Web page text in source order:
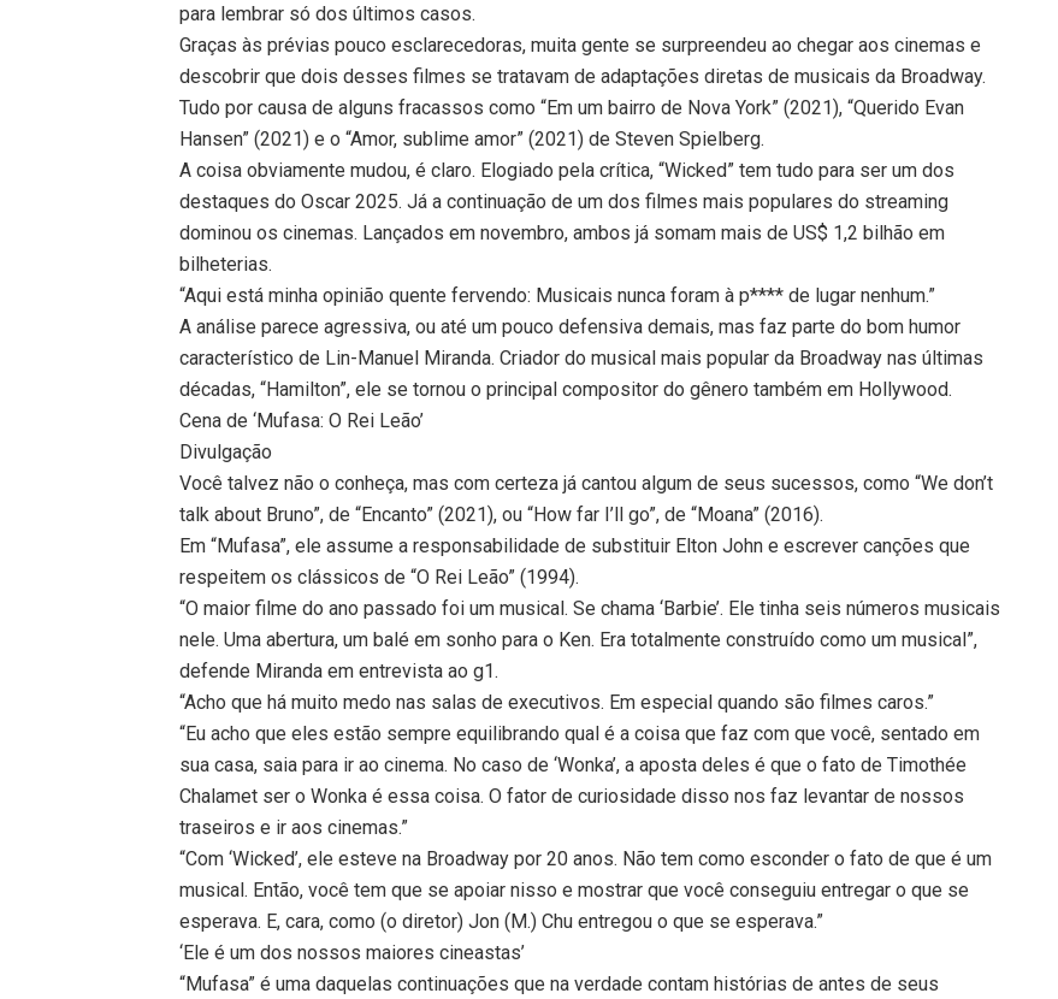
para lembrar só dos últimos casos.
Graças às prévias pouco esclarecedoras, muita gente se surpreendeu ao chegar aos cinemas e
descobrir que dois desses filmes se tratavam de adaptações diretas de musicais da Broadway.
Tudo por causa de alguns fracassos como “Em um bairro de Nova York” (2021), “Querido Evan
Hansen” (2021) e o “Amor, sublime amor” (2021) de Steven Spielberg.
A coisa obviamente mudou, é claro. Elogiado pela crítica, “Wicked” tem tudo para ser um dos
destaques do Oscar 2025. Já a continuação de um dos filmes mais populares do streaming
dominou os cinemas. Lançados em novembro, ambos já somam mais de US$ 1,2 bilhão em
bilheterias.
“Aqui está minha opinião quente fervendo: Musicais nunca foram à p**** de lugar nenhum.”
A análise parece agressiva, ou até um pouco defensiva demais, mas faz parte do bom humor
característico de Lin-Manuel Miranda. Criador do musical mais popular da Broadway nas últimas
décadas, “Hamilton”, ele se tornou o principal compositor do gênero também em Hollywood.
Cena de ‘Mufasa: O Rei Leão’
Divulgação
Você talvez não o conheça, mas com certeza já cantou algum de seus sucessos, como “We don’t
talk about Bruno”, de “Encanto” (2021), ou “How far I’ll go”, de “Moana” (2016).
Em “Mufasa”, ele assume a responsabilidade de substituir Elton John e escrever canções que
respeitem os clássicos de “O Rei Leão” (1994).
“O maior filme do ano passado foi um musical. Se chama ‘Barbie’. Ele tinha seis números musicais
nele. Uma abertura, um balé em sonho para o Ken. Era totalmente construído como um musical”,
defende Miranda em entrevista ao g1.
“Acho que há muito medo nas salas de executivos. Em especial quando são filmes caros.”
“Eu acho que eles estão sempre equilibrando qual é a coisa que faz com que você, sentado em
sua casa, saia para ir ao cinema. No caso de ‘Wonka’, a aposta deles é que o fato de Timothée
Chalamet ser o Wonka é essa coisa. O fator de curiosidade disso nos faz levantar de nossos
traseiros e ir aos cinemas.”
“Com ‘Wicked’, ele esteve na Broadway por 20 anos. Não tem como esconder o fato de que é um
musical. Então, você tem que se apoiar nisso e mostrar que você conseguiu entregar o que se
esperava. E, cara, como (o diretor) Jon (M.) Chu entregou o que se esperava.”
‘Ele é um dos nossos maiores cineastas’
“Mufasa” é uma daquelas continuações que na verdade contam histórias de antes de seus